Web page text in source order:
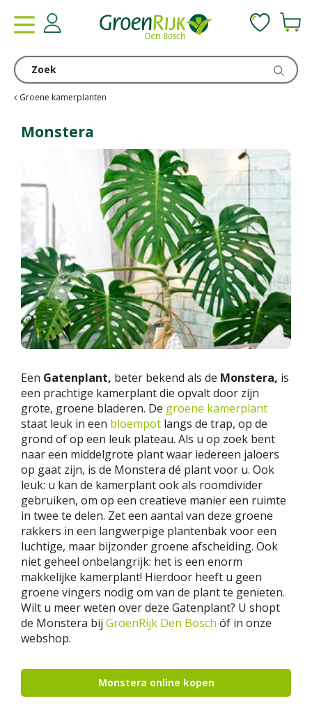
Groene kamerplanten
Monstera
Een Gatenplant, beter bekend als de Monstera, is
een prachtige kamerplant die opvalt door zijn
grote, groene bladeren. De groene kamerplant
staat leuk in een bloempot langs de trap, op de
grond of op een leuk plateau. Als u op zoek bent
naar een middelgrote plant waar iedereen jaloers
op gaat zijn, is de Monstera dé plant voor u. Ook
leuk: u kan de kamerplant ook als roomdivider
gebruiken, om op een creatieve manier een ruimte
in twee te delen. Zet een aantal van deze groene
rakkers in een langwerpige plantenbak voor een
luchtige, maar bijzonder groene afscheiding. Ook
niet geheel onbelangrijk: het is een enorm
makkelijke kamerplant! Hierdoor heeft u geen
groene vingers nodig om van de plant te genieten.
Wilt u meer weten over deze Gatenplant? U shopt
de Monstera bij GroenRijk Den Bosch óf in onze
webshop.
Monstera online kopen